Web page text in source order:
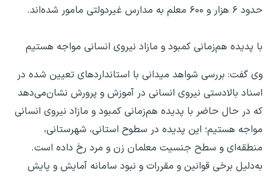
حدود ۶ هزار و ۶۰۰ معلم به مدارس غیردولتی مامور شده‌اند.
با پدیده هم‌زمانی کمبود و مازاد نیروی انسانی مواجه هستیم
وی گفت: بررسی شواهد میدانی با استانداردهای تعیین شده در
اسناد بالادستی نیروی انسانی در آموزش و پرورش نشان‌می‌دهد
که در حال حاضر با پدیده هم‌زمانی کمبود و مازاد نیروی انسانی
مواجه هستیم؛ این پدیده در سطوح استانی، شهرستانی،
منطقه‌ای و سطح جنسیت معلمان زن و مرد رخ داده است.
به‌دلیل برخی قوانین و مقررات و نبود سامانه آمایش و پایش